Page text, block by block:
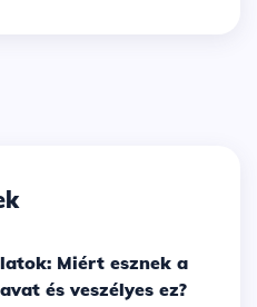
és veszélyes ez?